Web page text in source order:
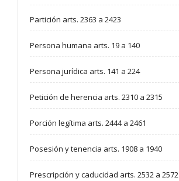
Partición arts. 2363 a 2423
Persona humana arts. 19 a 140
Persona jurídica arts. 141 a 224
Petición de herencia arts. 2310 a 2315
Porción legítima arts. 2444 a 2461
Posesión y tenencia arts. 1908 a 1940
Prescripción y caducidad arts. 2532 a 2572